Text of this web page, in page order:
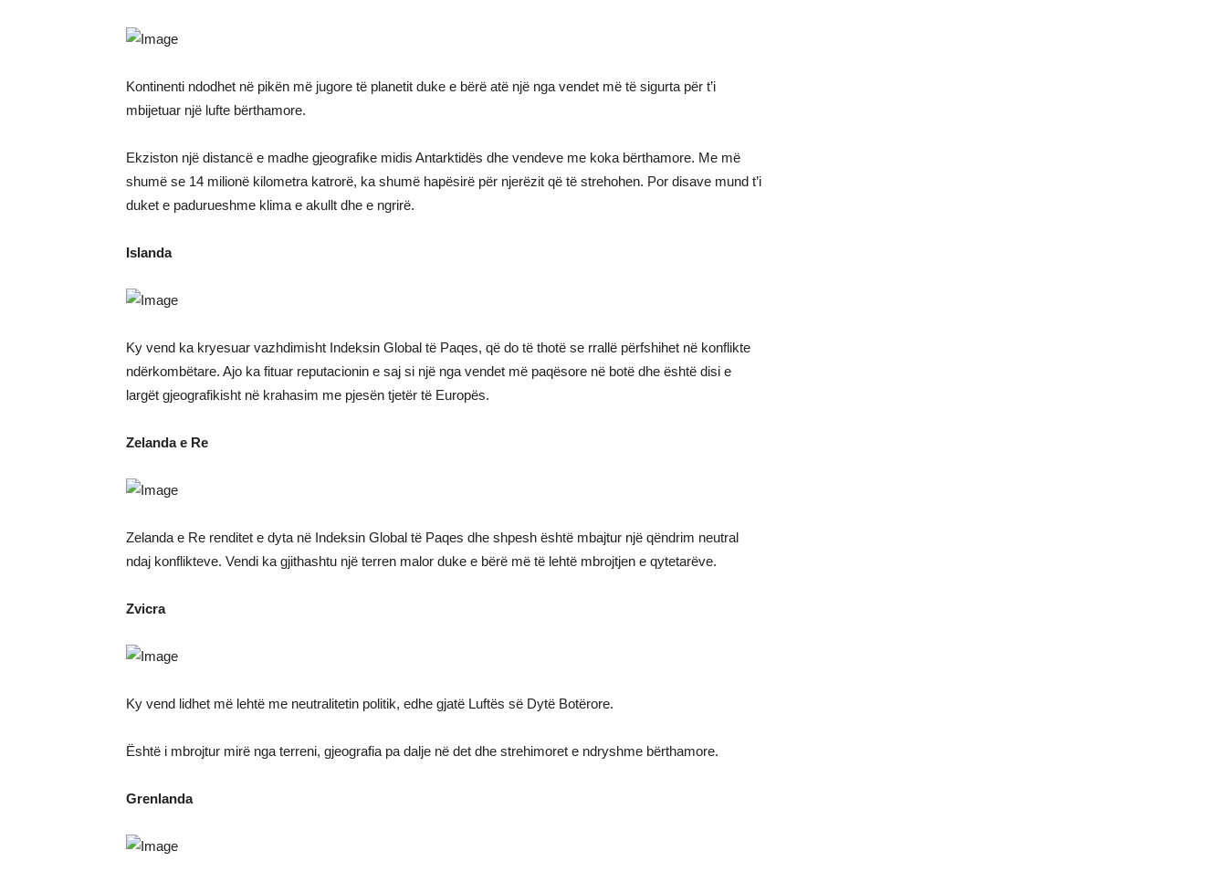
Kontinenti ndodhet në pikën më jugore të planetit duke e bërë atë një nga vendet më të sigurta për t’i
mbijetuar një lufte bërthamore.
Ekziston një distancë e madhe gjeografike midis Antarktidës dhe vendeve me koka bërthamore. Me më
shumë se 14 milionë kilometra katrorë, ka shumë hapësirë për njerëzit që të strehohen. Por disave mund t’i
duket e padurueshme klima e akullt dhe e ngrirë.
Islanda
Ky vend ka kryesuar vazhdimisht Indeksin Global të Paqes, që do të thotë se rrallë përfshihet në konflikte
ndërkombëtare. Ajo ka fituar reputacionin e saj si një nga vendet më paqësore në botë dhe është disi e
largët gjeografikisht në krahasim me pjesën tjetër të Europës.
Zelanda e Re
Zelanda e Re renditet e dyta në Indeksin Global të Paqes dhe shpesh është mbajtur një qëndrim neutral
ndaj konflikteve. Vendi ka gjithashtu një terren malor duke e bërë më të lehtë mbrojtjen e qytetarëve.
Zvicra
Ky vend lidhet më lehtë me neutralitetin politik, edhe gjatë Luftës së Dytë Botërore.
Është i mbrojtur mirë nga terreni, gjeografia pa dalje në det dhe strehimoret e ndryshme bërthamore.
Grenlanda